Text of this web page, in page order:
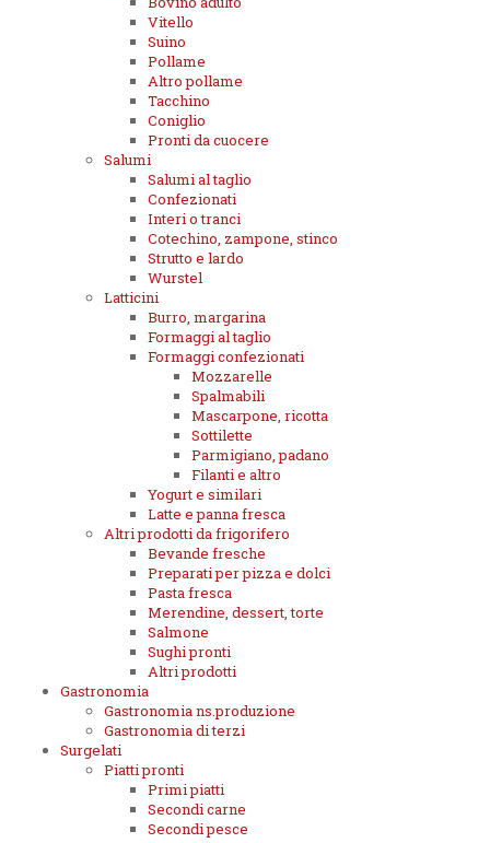
Vitello
Suino
Pollame
Altro pollame
Tacchino
Coniglio
Pronti da cuocere
Salumi
Salumi al taglio
Confezionati
Interi o tranci
Cotechino, zampone, stinco
Strutto e lardo
Wurstel
Latticini
Burro, margarina
Formaggi al taglio
Formaggi confezionati
Mozzarelle
Spalmabili
Mascarpone, ricotta
Sottilette
Parmigiano, padano
Filanti e altro
Yogurt e similari
Latte e panna fresca
Altri prodotti da frigorifero
Bevande fresche
Preparati per pizza e dolci
Pasta fresca
Merendine, dessert, torte
Salmone
Sughi pronti
Altri prodotti
Gastronomia
Gastronomia ns.produzione
Gastronomia di terzi
Surgelati
Piatti pronti
Primi piatti
Secondi carne
Secondi pesce